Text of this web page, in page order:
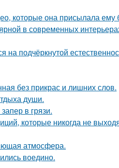
которые она присылала ему
в современных
на подчёркнутой
без прикрас и лишних слов.
души.
в грязи.
которые никогда не
атмосфера.
воедино.